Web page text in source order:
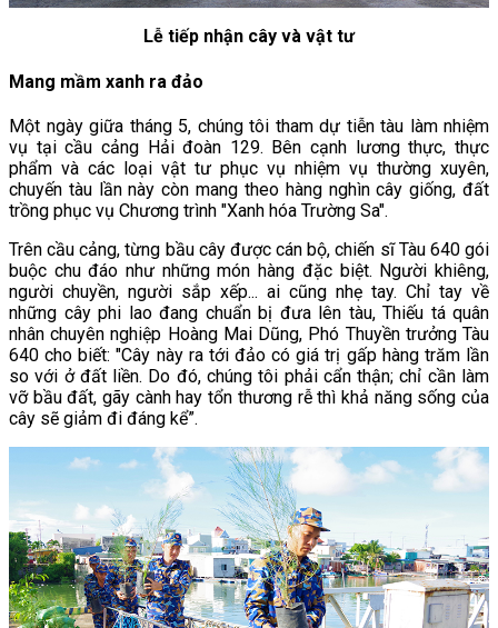
Lễ tiếp nhận cây và vật tư
Mang mầm xanh ra đảo
Một ngày giữa tháng 5, chúng tôi tham dự tiễn tàu làm nhiệm
vụ tại cầu cảng Hải đoàn 129. Bên cạnh lương thực, thực
phẩm và các loại vật tư phục vụ nhiệm vụ thường xuyên,
chuyến tàu lần này còn mang theo hàng nghìn cây giống, đất
trồng phục vụ Chương trình "Xanh hóa Trường Sa".
Trên cầu cảng, từng bầu cây được cán bộ, chiến sĩ Tàu 640 gói
buộc chu đáo như những món hàng đặc biệt. Người khiêng,
người chuyền, người sắp xếp... ai cũng nhẹ tay. Chỉ tay về
những cây phi lao đang chuẩn bị đưa lên tàu, Thiếu tá quân
nhân chuyên nghiệp Hoàng Mai Dũng, Phó Thuyền trưởng Tàu
640 cho biết: "Cây này ra tới đảo có giá trị gấp hàng trăm lần
so với ở đất liền. Do đó, chúng tôi phải cẩn thận; chỉ cần làm
vỡ bầu đất, gãy cành hay tổn thương rễ thì khả năng sống của
cây sẽ giảm đi đáng kể”.